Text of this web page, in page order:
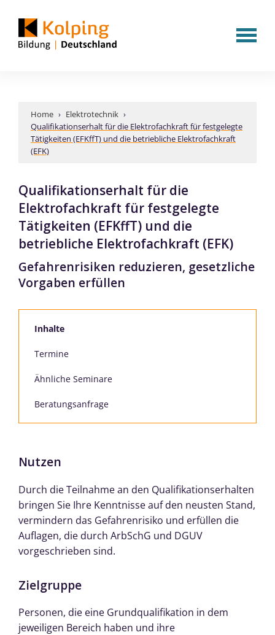
Home › Elektrotechnik ›
Qualifikationserhalt für die Elektrofachkraft für festgelegte
Tätigkeiten (EFKffT) und die betriebliche Elektrofachkraft
(EFK)
Qualifikationserhalt für die
Elektrofachkraft für festgelegte
Tätigkeiten (EFKffT) und die
betriebliche Elektrofachkraft (EFK)
Gefahrenrisiken reduzieren, gesetzliche
Vorgaben erfüllen
Inhalte
Termine
Ähnliche Seminare
Beratungsanfrage
Nutzen
Durch die Teilnahme an den Qualifikationserhalten
bringen Sie Ihre Kenntnisse auf den neusten Stand,
vermindern das Gefahrenrisiko und erfüllen die
Auflagen, die durch ArbSchG und DGUV
vorgeschrieben sind.
Zielgruppe
Personen, die eine Grundqualifikation in dem
jeweiligen Bereich haben und ihre